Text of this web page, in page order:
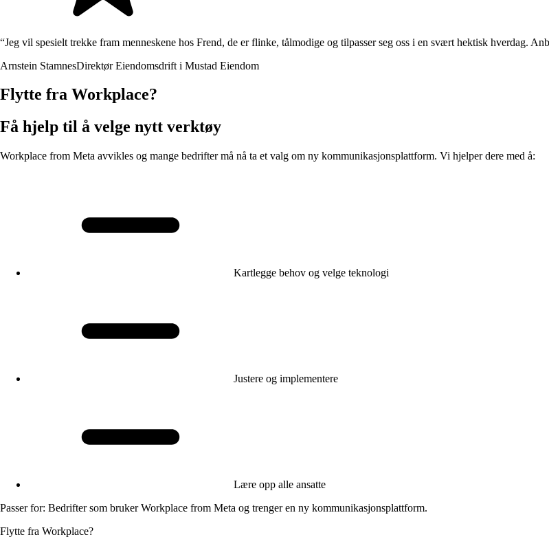
“Jeg vil spesielt trekke fram menneskene hos Frend, de er flinke, tålmodige og tilpasser seg oss i en svært hektisk hverdag.
Arnstein StamnesDirektør Eiendomsdrift i Mustad Eiendom
Flytte fra Workplace?
Få hjelp til å velge nytt verktøy
Workplace from Meta avvikles og mange bedrifter må nå ta et valg om ny kommunikasjonsplattform. Vi hjelper dere med å:
Kartlegge behov og velge teknologi
Justere og implementere
Lære opp alle ansatte
Passer for: Bedrifter som bruker Workplace from Meta og trenger en ny kommunikasjonsplattform.
Flytte fra Workplace?